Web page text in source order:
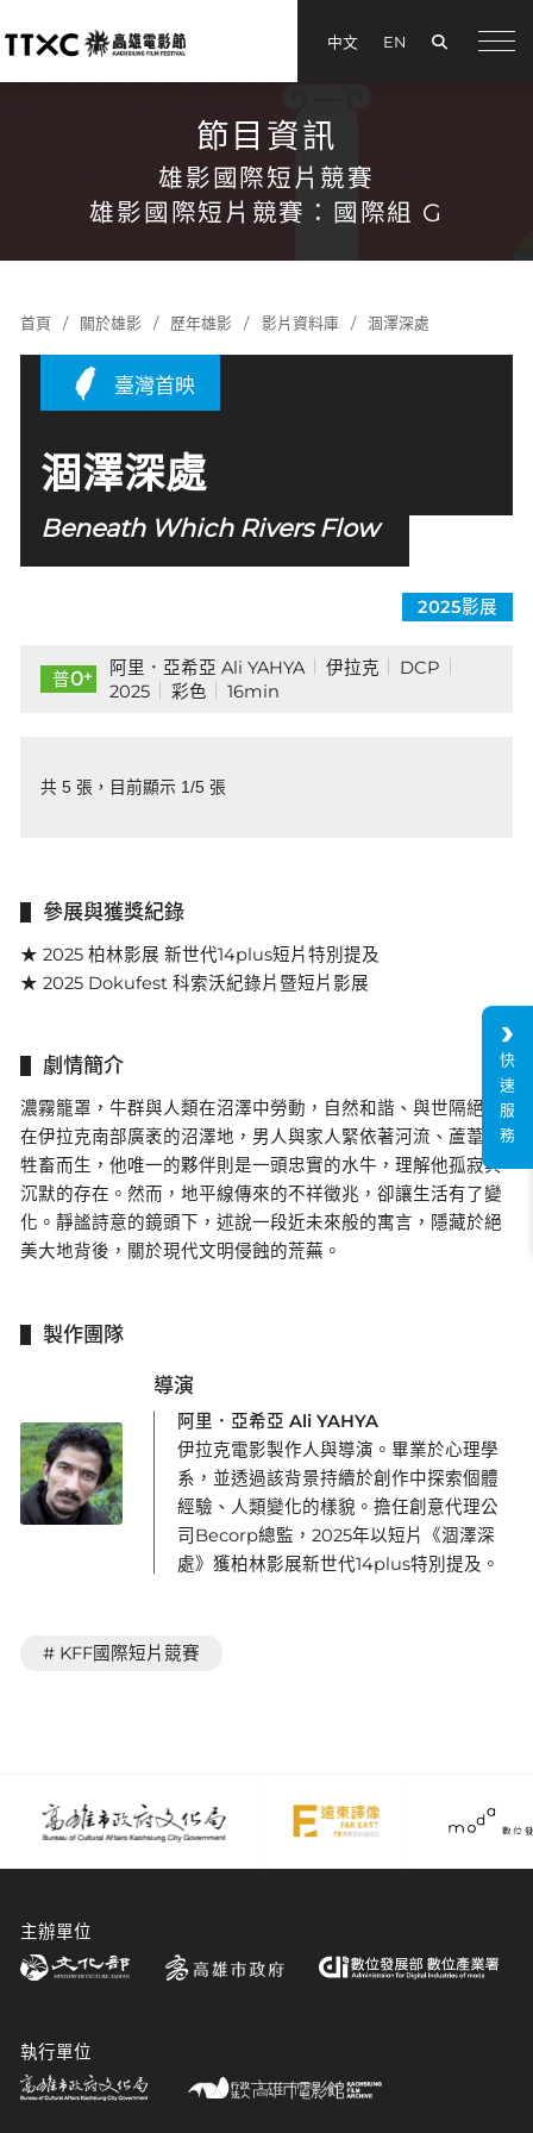
中文 EN
節目資訊
雄影國際短片競賽
雄影國際短片競賽：國際組 G
首頁 關於雄影 歷年雄影 影片資料庫 涸澤深處
臺灣首映
涸澤深處
Beneath Which Rivers Flow
2025影展
普0+ 阿里．亞希亞 Ali YAHYA 伊拉克
DCP
2025
彩色 16min
共 5 張，目前顯示 1/5 張
參展與獲獎紀錄
★ 2025 柏林影展 新世代14plus短片特別提及
★ 2025 Dokufest 科索沃紀錄片暨短片影展
劇情簡介
濃霧籠罩，牛群與人類在沼澤中勞動，自然和諧、與世隔絕。
在伊拉克南部廣袤的沼澤地，男人與家人緊依著河流、蘆葦與
牲畜而生，他唯一的夥伴則是一頭忠實的水牛，理解他孤寂與
沉默的存在。然而，地平線傳來的不祥徵兆，卻讓生活有了變
化。靜謐詩意的鏡頭下，述說一段近未來般的寓言，隱藏於絕
美大地背後，關於現代文明侵蝕的荒蕪。
製作團隊
導演
阿里．亞希亞 Ali YAHYA
伊拉克電影製作人與導演。畢業於心理學
系，並透過該背景持續於創作中探索個體
經驗、人類變化的樣貌。擔任創意代理公
司Becorp總監，2025年以短片《涸澤深
處》獲柏林影展新世代14plus特別提及。
# KFF國際短片競賽
主辦單位
執行單位
快
速
服
務